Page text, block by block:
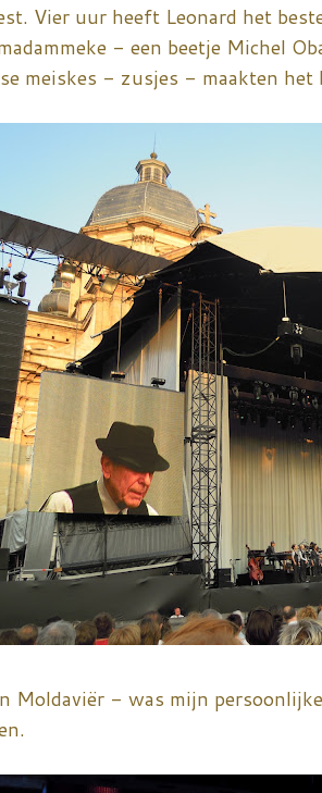
Vier uur heeft Leonard het
- een beetje Michel
meiskes - zusjes - maakten het
Moldaviër - was mijn